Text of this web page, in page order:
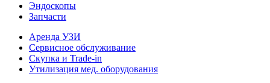
Эндоскопы
Запчасти
Аренда УЗИ
Сервисное обслуживание
Скупка и Trade-in
Утилизация мед. оборудования